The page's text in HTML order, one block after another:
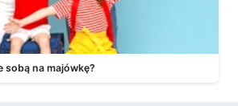
sobą na majówkę?